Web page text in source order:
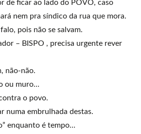
de ficar ao lado do POVO, caso
nem pra síndico da rua que mora.
pois não se salvam.
– BISPO , precisa urgente rever
não-não.
ou muro…
o povo.
numa embrulhada destas.
enquanto é tempo…